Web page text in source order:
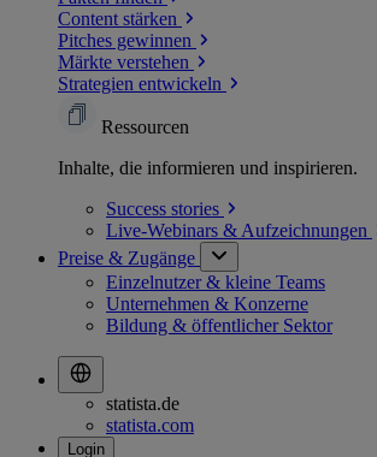
Content stärken
Pitches gewinnen
Märkte verstehen
Strategien entwickeln
Ressourcen
Inhalte, die informieren und inspirieren.
Success stories
Live-Webinars & Aufzeichnungen
Preise & Zugänge
Einzelnutzer & kleine Teams
Unternehmen & Konzerne
Bildung & öffentlicher Sektor
statista.de
statista.com